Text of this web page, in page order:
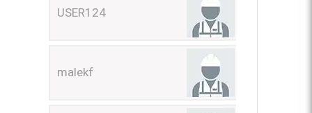
malekf
abolfazlkoshehe